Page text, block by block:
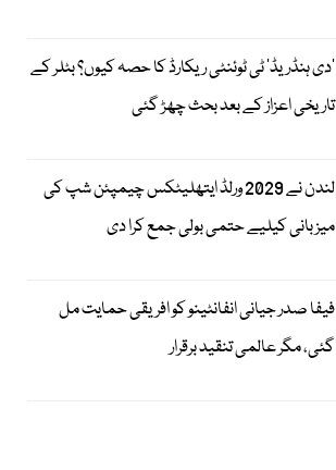
’دی ہنڈریڈ‘ ٹی ٹوئنٹی ریکارڈ کا حصہ کیوں؟ بٹلر کے
تاریخی اعزاز کے بعد بحث چھڑ گئی
لندن نے 2029 ورلڈ ایتھلیٹکس چیمپئن شپ کی
میزبانی کیلیے حتمی بولی جمع کرا دی
فیفا صدر جیانی انفانٹینو کو افریقی حمایت مل
گئی، مگر عالمی تنقید برقرار